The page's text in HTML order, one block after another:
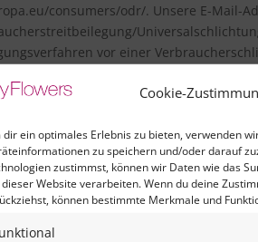
Cookie-
dir ein optimales Erlebnis zu bieten, verwenden
zu speichern und/oder darauf
zustimmst, können wir Daten wie das
Website verarbeiten. Wenn du deine
können bestimmte Merkmale und
consumers/odr/. Unsere E-Mail-
vor einer
des Zentrums für
am Rhein (
https://
Konzept und
Fotografie